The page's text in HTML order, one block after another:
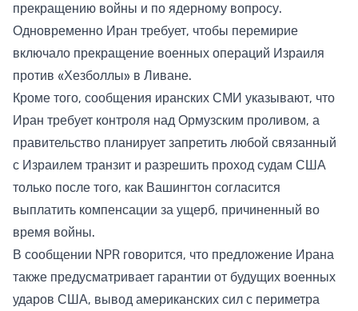
прекращению войны и по ядерному вопросу.
Одновременно Иран требует, чтобы перемирие
включало прекращение военных операций Израиля
против «Хезболлы» в Ливане.
Кроме того, сообщения иранских СМИ указывают, что
Иран требует контроля над Ормузским проливом, а
правительство планирует запретить любой связанный
с Израилем транзит и разрешить проход судам США
только после того, как Вашингтон согласится
выплатить компенсации за ущерб, причиненный во
время войны.
В сообщении NPR говорится, что предложение Ирана
также предусматривает гарантии от будущих военных
ударов США, вывод американских сил с периметра